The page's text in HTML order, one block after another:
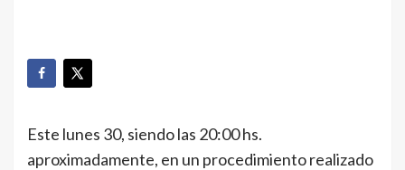
Este lunes 30, siendo las 20:00 hs.
aproximadamente, en un procedimiento realizado